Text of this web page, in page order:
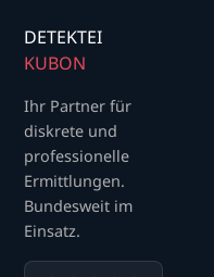
DETEKTEI
KUBON
Ihr Partner für
diskrete und
professionelle
Ermittlungen.
Bundesweit im
Einsatz.